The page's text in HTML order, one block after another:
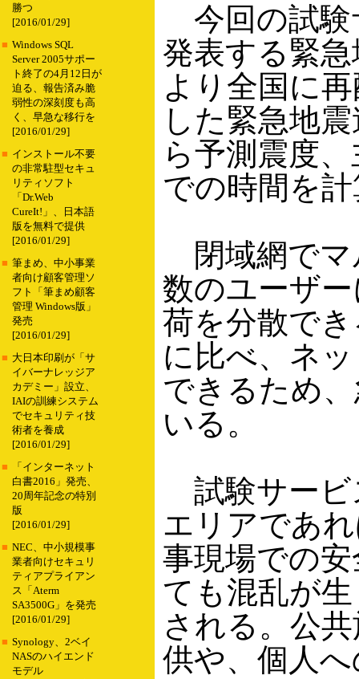
勝つ
[2016/01/29]
■ Windows SQL
Server 2005サポー
ト終了の4月12日が
迫る、報告済み脆
弱性の深刻度も高
く、早急な移行を
[2016/01/29]
■ インストール不要
の非常駐型セキュ
リティソフト
「Dr.Web
CureIt!」、日本語
版を無料で提供
[2016/01/29]
■ 筆まめ、中小事業
者向け顧客管理ソ
フト「筆まめ顧客
管理 Windows版」
発売
[2016/01/29]
■ 大日本印刷が「サ
イバーナレッジア
カデミー」設立、
IAIの訓練システム
でセキュリティ技
術者を養成
[2016/01/29]
■
「インターネット
白書2016」発売、
20周年記念の特別
版
[2016/01/29]
■ NEC、中小規模事
業者向けセキュリ
ティアプライアン
ス「Aterm
SA3500G」を発売
[2016/01/29]
■ Synology、2ベイ
NASのハイエンド
モデル
今回の試験
発表する緊
より全国に
した緊急地
ら予測震度
での時間を
閉域網でマ
数のユーザ
荷を分散で
に比べ、ネ
できるため
いる。
試験サービ
エリアであ
事現場での
ても混乱が
される。公
供や、個人